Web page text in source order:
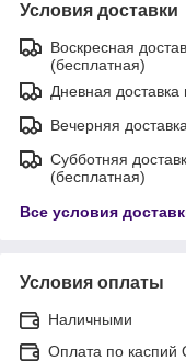
Условия доставки
Воскресная
(бесплатная)
Дневная
Вечерняя
Субботняя
(бесплатная)
Все условия
Условия оплаты
Наличными
Оплата по каспий